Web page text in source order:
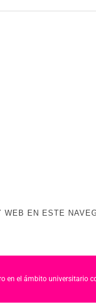
EN ESTE
en el ámbito universitario